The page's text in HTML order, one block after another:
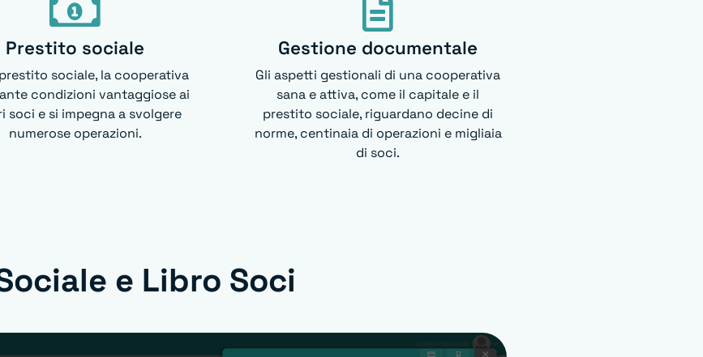
Prestito sociale
sociale, la cooperativa
condizioni vantaggiose ai
soci e si impegna a svolgere
numerose operazioni.
Gestione documentale
Gli aspetti gestionali di una cooperativa
sana e attiva, come il capitale e il
prestito sociale, riguardano decine di
norme, centinaia di operazioni e migliaia
di soci.
e Libro Soci